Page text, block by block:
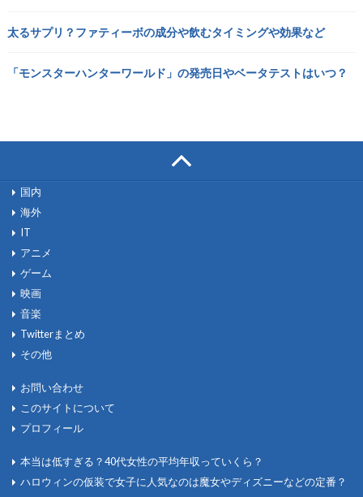
太るサプリ？ファティーボの成分や飲むタイミングや効果など
「モンスターハンターワールド」の発売日やベータテストはいつ？
国内
海外
IT
アニメ
ゲーム
映画
音楽
Twitterまとめ
その他
お問い合わせ
このサイトについて
プロフィール
本当は低すぎる？40代女性の平均年収っていくら？
ハロウィンの仮装で女子に人気なのは魔女やディズニーなどの定番？